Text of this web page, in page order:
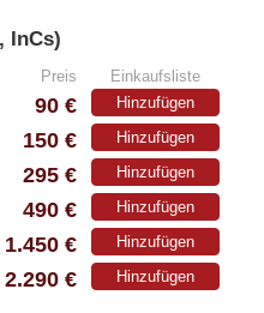
InCs)
Preis Einkaufsliste
90 € Hinzufügen
150 € Hinzufügen
295 € Hinzufügen
490 € Hinzufügen
1.450 € Hinzufügen
2.290 € Hinzufügen